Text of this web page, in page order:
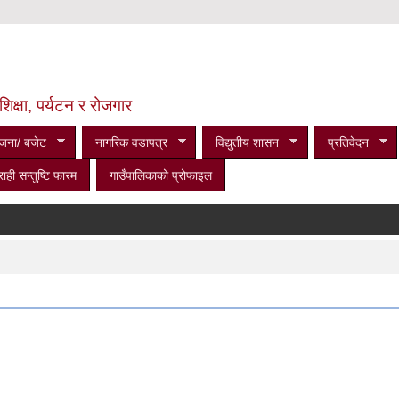
पर्यटन र रोजगार
बजेट नागरिक वडापत्र विद्युतीय शासन प्रतिवेदन
सन्तुष्टि फारम गाउँपालिकाको प्रोफाइल